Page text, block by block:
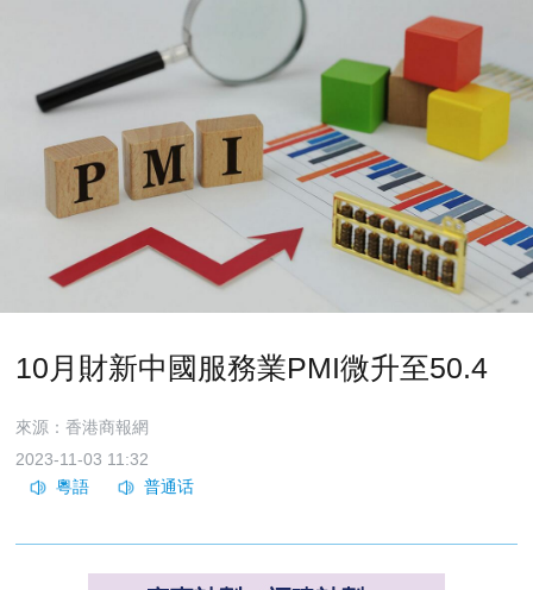
10月財新中國服務業PMI微升至50.4
來源：香港商報網
2023-11-03 11:32